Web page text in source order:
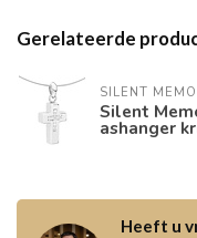
Gerelateerde
SILENT
Silent
ashanger
Heeft u